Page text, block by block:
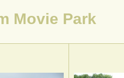
Movie Park